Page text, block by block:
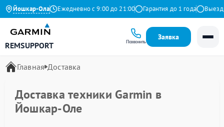
Йошкар-Ола
4.9 на Яндекс Ежедневно с 9:00 до 21:00 Гарантия до 1 года Выезд
REMSUPPORT Позвонить
Заявка
Главная Доставка
Доставка техники Garmin в
Йошкар-Оле